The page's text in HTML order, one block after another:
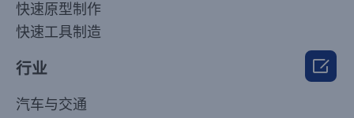
快速原型制作
快速工具制造
行业
汽车与交通
